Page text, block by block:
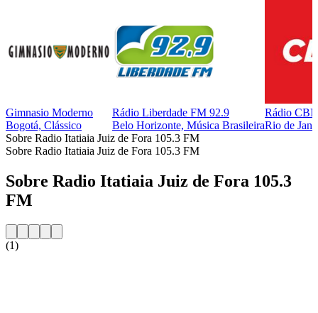
Gimnasio Moderno
Bogotá, Clássico
Rádio Liberdade FM 92.9
Belo Horizonte, Música Brasileira
Rádio
Rio de
Sobre Radio Itatiaia Juiz de Fora 105.3 FM
Sobre Radio Itatiaia Juiz de Fora 105.3 FM
Sobre Radio Itatiaia Juiz de Fora 105.3
FM
(1)